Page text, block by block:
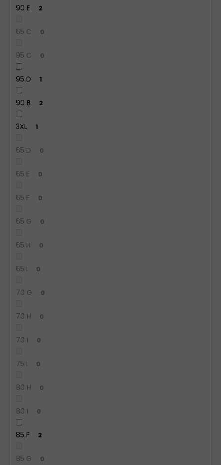
90 E 2
65 C 0
95 C 0
95 D 1
90 B 2
3XL 1
65 D 0
65 E 0
65 F 0
65 G 0
65 H 0
65 I 0
70 G 0
70 H 0
70 I 0
75 I 0
80 H 0
80 I 0
85 F 2
85 G 0